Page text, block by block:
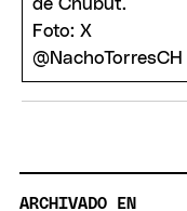
ARCHIVADO EN